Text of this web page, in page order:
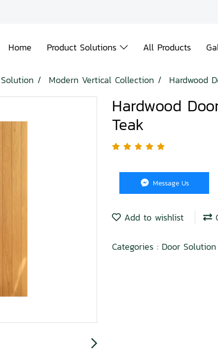
Home Product Solutions All Products
Modern Vertical Collection Hardwood
Hardwood
Teak
Message Us
Add to wishlist
Categories : Door Solution